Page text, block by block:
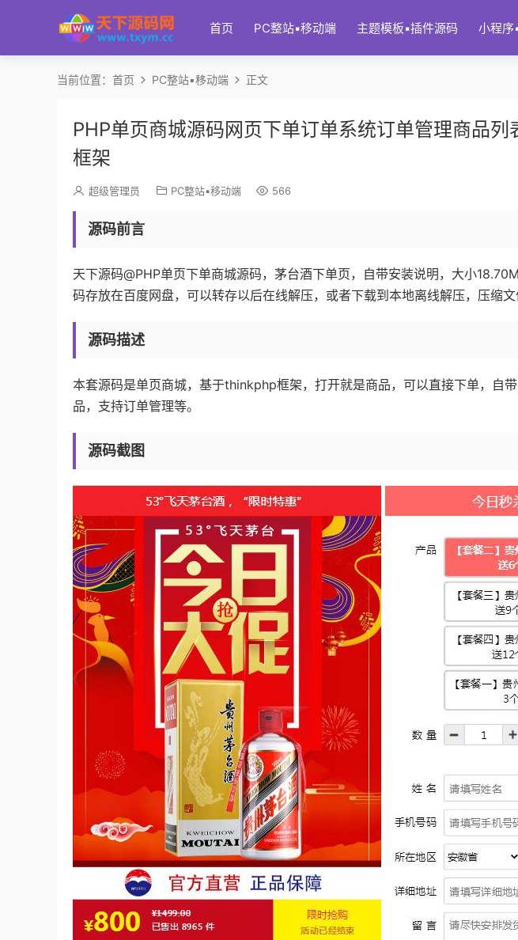
首页 PC整站▪移动端 主题模板▪插件源码 小程序
当前位置： 首页 PC整站▪移动端 正文
PHP单页商城源码网页下单订单系统订单管理商品
框架
超级管理员 PC整站▪移动端 566
源码前言
天下源码@PHP单页下单商城源码，茅台酒下单页，自带安装说明，大小
码存放在百度网盘，可以转存以后在线解压，或者下载到本地离线解压，压缩文
源码描述
本套源码是单页商城，基于thinkphp框架，打开就是商品，可以直接下单，自
品，支持订单管理等。
源码截图